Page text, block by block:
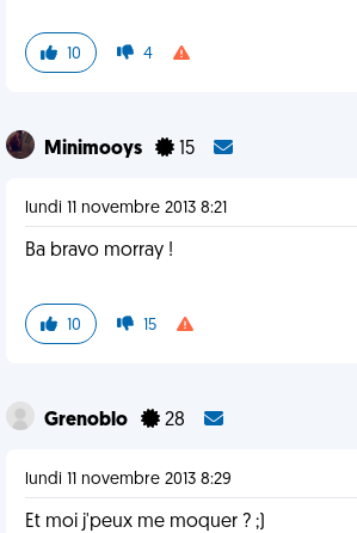
10 4
Minimooys 15
lundi 11 novembre 2013 8:21
Ba bravo morray !
10 15
Grenoblo 28
lundi 11 novembre 2013 8:29
Et moi j'peux me moquer ? ;)